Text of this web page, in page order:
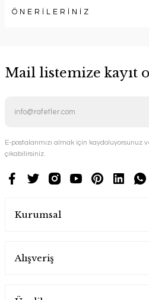
ÖNERİLERİNİZ
Mail listemize kayıt
E-postalarımızı almak için
çıkabilirsiniz.
Kurumsal
Alışveriş